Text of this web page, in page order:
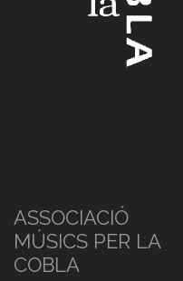
ASSOCIACIÓ
MÚSICS PER LA
COBLA